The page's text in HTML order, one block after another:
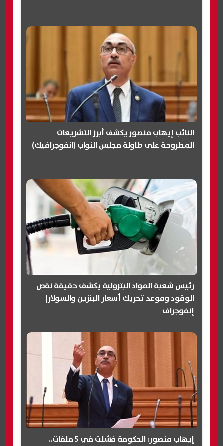
النائب إيهاب منصور يكشف أبرز التشريعات
المطروحة على طاولة مجلس النواب (انفوجرافيك)
رئيس شعبة المواد البترولية يكشف حقيقة نقص
الوقود وموعد تحريك أسعار البنزين والسولار|
إنفوجراف
إيهاب منصور: الحكومة فشلت في 5 ملفات..